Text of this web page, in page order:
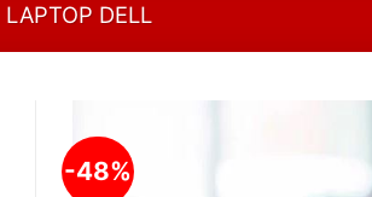
LAPTOP DELL
-48%